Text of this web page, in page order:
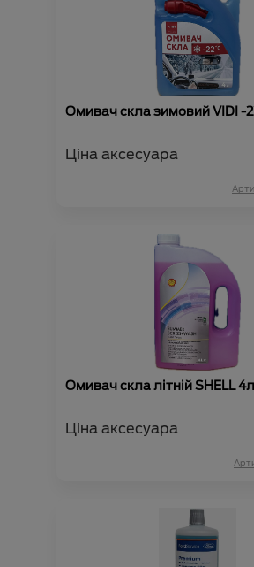
Омивач скла зимовий VIDI -
Ціна аксесуара
Омивач скла літній SHELL 4л
Ціна аксесуара